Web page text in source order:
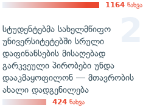
გადახედვა
1164 ნახვა
სტუდენტებმა სახელმწიფო
უნივერსიტეტებში სრული
დაფინანსების მისაღებად
გარკვეული პირობები უნდა
დააკმაყოფილონ — მთავრობის
ახალი დადგენილება
424 ნახვა